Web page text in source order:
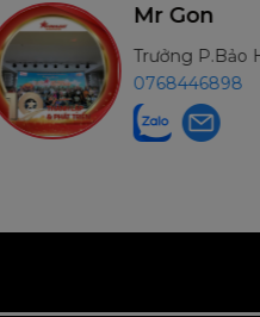
Mr Gon
Trưởng P.Bảo
0768446898